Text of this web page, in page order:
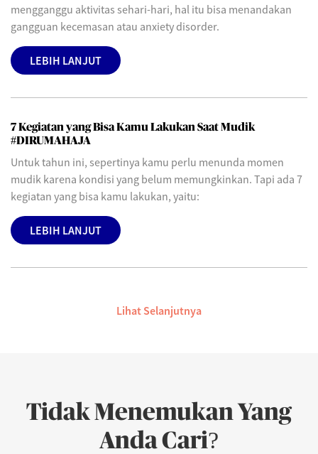
mengganggu aktivitas sehari-hari, hal itu bisa menandakan
gangguan kecemasan atau anxiety disorder.
LEBIH LANJUT
7 Kegiatan yang Bisa Kamu Lakukan Saat Mudik
#DIRUMAHAJA
Untuk tahun ini, sepertinya kamu perlu menunda momen
mudik karena kondisi yang belum memungkinkan. Tapi ada 7
kegiatan yang bisa kamu lakukan, yaitu:
LEBIH LANJUT
Lihat Selanjutnya
Tidak Menemukan Yang
Anda Cari?